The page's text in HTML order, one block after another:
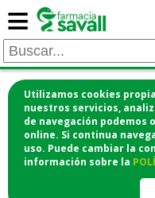
Utilizamos cookies
nuestros servicios,
de navegación podemos
online. Si continua
uso. Puede cambiar la
información sobre la
≡
¡COMPRA
DESDE
FARMACIA!o si